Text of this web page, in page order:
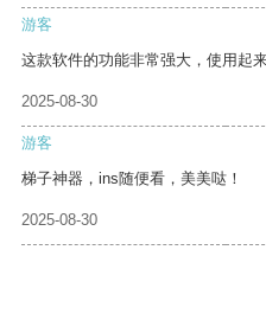
游客
这款软件的功能非常强大，使用起来
2025-08-30
游客
梯子神器，ins随便看，美美哒！
2025-08-30